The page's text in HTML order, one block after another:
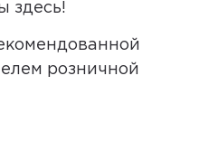
здесь!
розничной